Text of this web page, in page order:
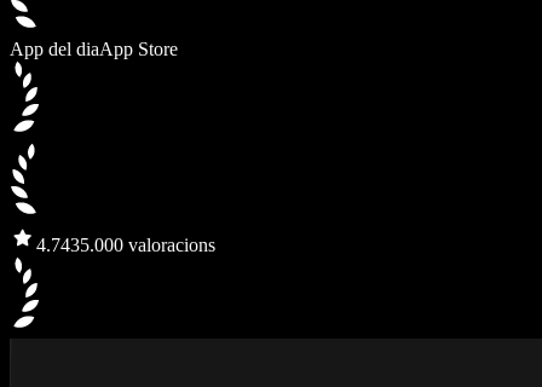
App del diaApp Store
4.7435.000 valoracions